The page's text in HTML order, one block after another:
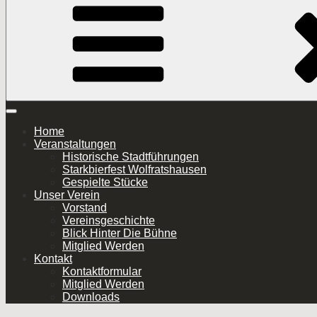
Home
Veranstaltungen
Historische Stadtführungen
Starkbierfest Wolfratshausen
Gespielte Stücke
Unser Verein
Vorstand
Vereinsgeschichte
Blick Hinter Die Bühne
Mitglied Werden
Kontakt
Kontaktformular
Mitglied Werden
Downloads